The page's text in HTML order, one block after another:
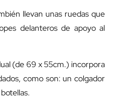
llevan unas ruedas que
delanteros de apoyo al
(de 69 x 55cm.) incorpora
como son: un colgador